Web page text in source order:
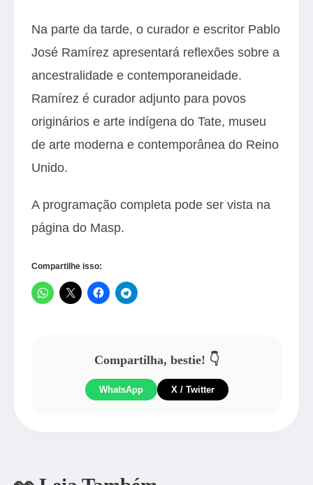
Na parte da tarde, o curador e escritor Pablo
José Ramírez apresentará reflexões sobre a
ancestralidade e contemporaneidade.
Ramírez é curador adjunto para povos
originários e arte indígena do Tate, museu
de arte moderna e contemporânea do Reino
Unido.
A programação completa pode ser vista na
página do Masp.
Compartilhe isso:
Compartilha, bestie! 👇
WhatsApp X / Twitter